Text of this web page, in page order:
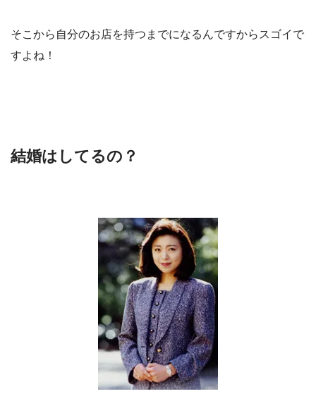
そこから自分のお店を持つまでになるんですからスゴイで
すよね！
結婚はしてるの？